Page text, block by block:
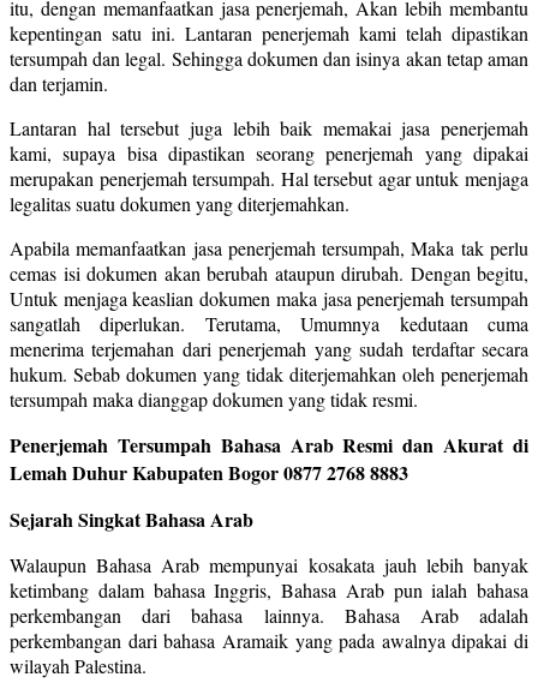
itu, dengan memanfaatkan jasa penerjemah, Akan lebih membantu
kepentingan satu ini. Lantaran penerjemah kami telah dipastikan
tersumpah dan legal. Sehingga dokumen dan isinya akan tetap aman
dan terjamin.
Lantaran hal tersebut juga lebih baik memakai jasa penerjemah
kami, supaya bisa dipastikan seorang penerjemah yang dipakai
merupakan penerjemah tersumpah. Hal tersebut agar untuk menjaga
legalitas suatu dokumen yang diterjemahkan.
Apabila memanfaatkan jasa penerjemah tersumpah, Maka tak perlu
cemas isi dokumen akan berubah ataupun dirubah. Dengan begitu,
Untuk menjaga keaslian dokumen maka jasa penerjemah tersumpah
sangatlah diperlukan. Terutama, Umumnya kedutaan cuma
menerima terjemahan dari penerjemah yang sudah terdaftar secara
hukum. Sebab dokumen yang tidak diterjemahkan oleh penerjemah
tersumpah maka dianggap dokumen yang tidak resmi.
Penerjemah Tersumpah Bahasa Arab Resmi dan Akurat di
Lemah Duhur Kabupaten Bogor0877 2768 8883
Sejarah Singkat Bahasa Arab
Walaupun Bahasa Arab mempunyai kosakata jauh lebih banyak
ketimbang dalam bahasa Inggris, Bahasa Arab pun ialah bahasa
perkembangan dari bahasa lainnya. Bahasa Arab adalah
perkembangan dari bahasa Aramaik yang pada awalnya dipakai di
wilayah Palestina.